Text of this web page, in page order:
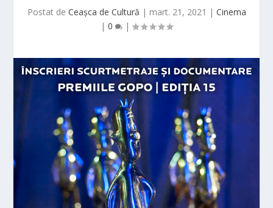
Postat de Ceașca de Cultură | mart. 21, 2021 | Cinema
| 0 |